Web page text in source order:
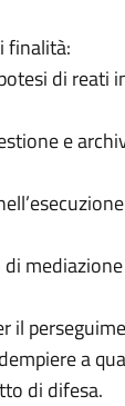
finalità:
di reati
e
il
a
di difesa.